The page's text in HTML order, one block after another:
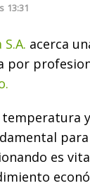
13:31
acerca
por
temperatura
es